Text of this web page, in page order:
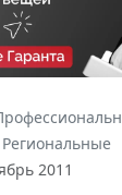
Региональные
2011